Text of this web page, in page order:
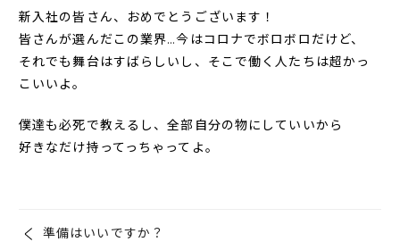
新入社の皆さん、おめでとうございます！
皆さんが選んだこの業界…今はコロナでボロボロだけど、
それでも舞台はすばらしいし、そこで働く人たちは超かっ
こいいよ。
僕達も必死で教えるし、全部自分の物にしていいから
好きなだけ持ってっちゃってよ。
準備はいいですか？